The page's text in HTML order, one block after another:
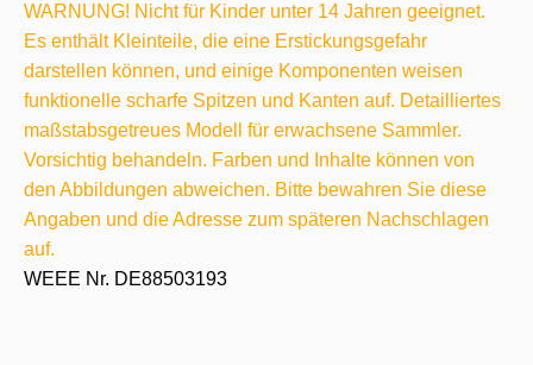
WARNUNG! Nicht für Kinder unter 14 Jahren geeignet.
Es enthält Kleinteile, die eine Erstickungsgefahr
darstellen können, und einige Komponenten weisen
funktionelle scharfe Spitzen und Kanten auf. Detailliertes
maßstabsgetreues Modell für erwachsene Sammler.
Vorsichtig behandeln. Farben und Inhalte können von
den Abbildungen abweichen. Bitte bewahren Sie diese
Angaben und die Adresse zum späteren Nachschlagen
auf.
WEEE Nr. DE88503193